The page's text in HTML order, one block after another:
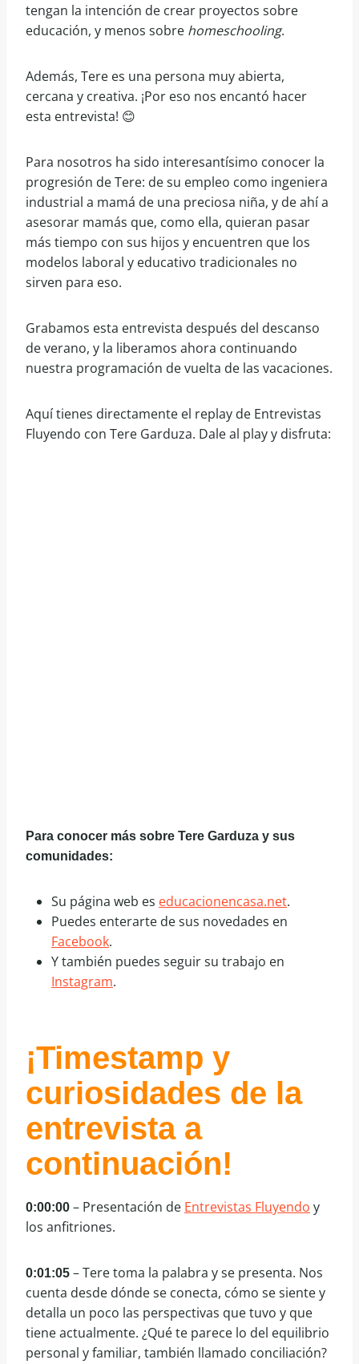
tengan la intención de crear proyectos sobre
educación, y menos sobre homeschooling.
Además, Tere es una persona muy abierta,
cercana y creativa. ¡Por eso nos encantó hacer
esta entrevista! 😊
Para nosotros ha sido interesantísimo conocer la
progresión de Tere: de su empleo como ingeniera
industrial a mamá de una preciosa niña, y de ahí a
asesorar mamás que, como ella, quieran pasar
más tiempo con sus hijos y encuentren que los
modelos laboral y educativo tradicionales no
sirven para eso.
Grabamos esta entrevista después del descanso
de verano, y la liberamos ahora continuando
nuestra programación de vuelta de las vacaciones.
Aquí tienes directamente el replay de Entrevistas
Fluyendo con Tere Garduza. Dale al play y disfruta:
Para conocer más sobre Tere Garduza y sus
comunidades:
Su página web es educacionencasa.net.
Puedes enterarte de sus novedades en
Facebook.
Y también puedes seguir su trabajo en
Instagram.
¡Timestamp y
curiosidades de la
entrevista a
continuación!
0:00:00 – Presentación de Entrevistas Fluyendo y
los anfitriones.
0:01:05 – Tere toma la palabra y se presenta. Nos
cuenta desde dónde se conecta, cómo se siente y
detalla un poco las perspectivas que tuvo y que
tiene actualmente. ¿Qué te parece lo del equilibrio
personal y familiar, también llamado conciliación?